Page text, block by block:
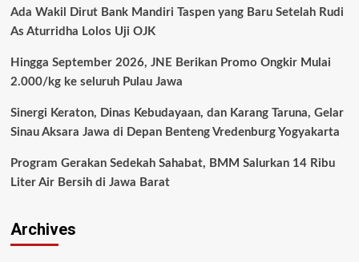
Ada Wakil Dirut Bank Mandiri Taspen yang Baru Setelah Rudi
As Aturridha Lolos Uji OJK
Hingga September 2026, JNE Berikan Promo Ongkir Mulai
2.000/kg ke seluruh Pulau Jawa
Sinergi Keraton, Dinas Kebudayaan, dan Karang Taruna, Gelar
Sinau Aksara Jawa di Depan Benteng Vredenburg Yogyakarta
Program Gerakan Sedekah Sahabat, BMM Salurkan 14 Ribu
Liter Air Bersih di Jawa Barat
Archives